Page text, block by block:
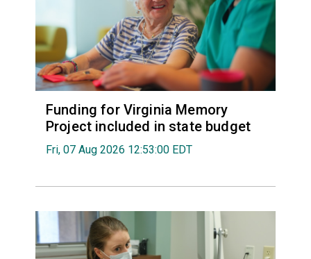
Funding for Virginia Memory
Project included in state budget
Fri, 07 Aug 2026 12:53:00 EDT